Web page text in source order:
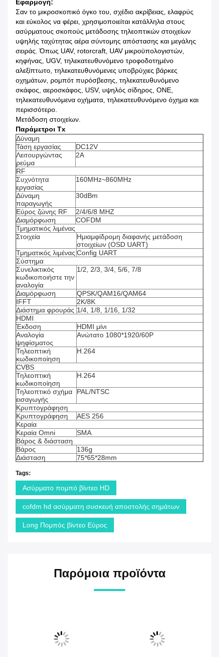
Εφαρμογή:
Σαν το μικροσκοπικό όγκο του, σχέδιο ακρίβειας, ελαφρύς
και εύκολος να φέρει, χρησιμοποιείται κατάλληλα στους
ασύρματους σκοπούς μετάδοσης τηλεοπτικών στοιχείων
υψηλής ταχύτητας αέρα σύντομης απόστασης και μεγάλης
σειράς. Όπως UAV, rotorcraft, UAV μικροϋπολογιστών,
κηφήνας, UGV, τηλεκατευθυνόμενο τροφοδοτημένο
αλεξίπτωτο, τηλεκατευθυνόμενες υποβρύχιες βάρκες
οχημάτων, ρομπότ πυρόσβεσης, τηλεκατευθυνόμενο
σκάφος, αεροσκάφος, USV, υψηλός σίδηρος, ΟΝΕ,
τηλεκατευθυνόμενα οχήματα, τηλεκατευθυνόμενο όχημα και
περισσότερο.
Μετάδοση στοιχείων.
Παράμετροι Tx
Δύναμη
Τάση εργασίας
DC12V
Λειτουργώντας
ρεύμα
2A
RF
Συχνότητα
εργασίας
160MHz~860MHz
Δύναμη
παραγωγής
30dBm
Εύρος ζώνης RF
2/4/6/8 MHZ
Διαμόρφωση
COFDM
Τμηματικός λιμένας
Στοιχεία
Ημιαμφίδρομη διαφανής μετάδοση
στοιχείων (OSD UART)
Τμηματικός λιμένας Config UART
Σύστημα
Συνελικτικός
κωδικοποιήστε την
αναλογία
1/2, 2/3, 3/4, 5/6, 7/8
Διαμόρφωση
QPSK/QAM16/QAM64
IFFT
2K/8K
Διάστημα φρουράς 1/4, 1/8, 1/16, 1/32
HDMI
Έκδοση
HDMI μίνι
Αναλογία
ψηφίσματος
Ανώτατο 1080*1920/60P
Τηλεοπτική
κωδικοποίηση
H.264
CVBS
Τηλεοπτική
κωδικοποίηση
H.264
Τηλεοπτικό σχήμα
εισαγωγής
PAL/NTSC
Κρυπτογράφηση
Κρυπτογράφηση
AES 256
Κεραία
Κεραία Omni
SMA
Βάρος & διάσταση
Βάρος
136g
Διάσταση
75*65*28mm
Tags:
Ασύρματο πομπό βίντεο HD
cofdm hd ασύρματη συσκευή αποστολής σημάτων
Long Πομπός βίντεο Εύρος
Παρόμοια προϊόντα